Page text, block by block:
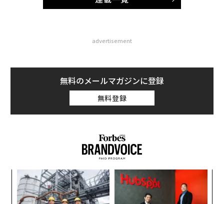
advertisement
無料のメールマガジンに登録
無料登録